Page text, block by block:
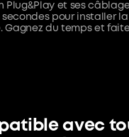
Plug&Play et ses
pour installer la
Gagnez du temps et
avec